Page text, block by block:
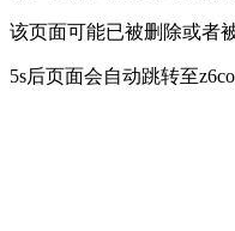
该页面可能已被删除或者
5s后页面会自动跳转至